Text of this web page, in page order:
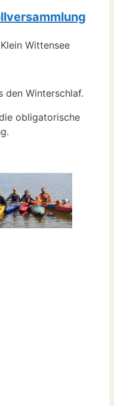
Wittensee
den Winterschlaf.
obligatorische